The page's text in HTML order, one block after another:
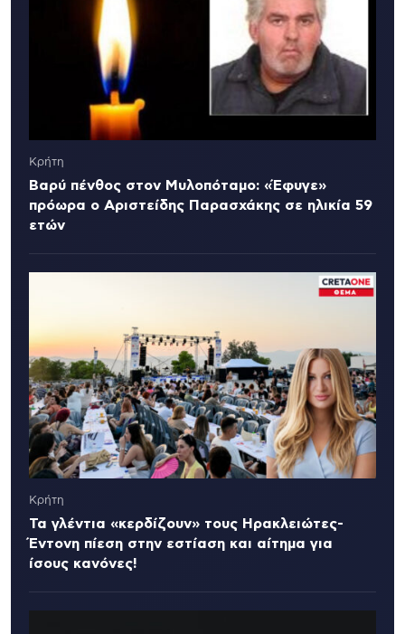
Κρήτη
Βαρύ πένθος στον Μυλοπόταμο: «Έφυγε»
πρόωρα ο Αριστείδης Παρασχάκης σε ηλικία 59
ετών
Κρήτη
Τα γλέντια «κερδίζουν» τους Ηρακλειώτες-
Έντονη πίεση στην εστίαση και αίτημα για
ίσους κανόνες!